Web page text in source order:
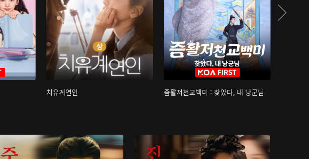
치유계연인 즘활저천교백미 : 찾았다, 내 낭군님